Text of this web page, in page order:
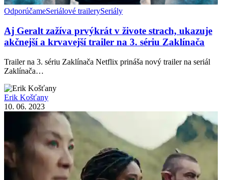
OdporúčameSeriálové trailerySeriály
Aj Geralt zažíva prvýkrát v živote strach, ukazuje
akčnejší a krvavejší trailer na 3. sériu Zaklínača
Trailer na 3. sériu Zaklínača Netflix prináša nový trailer na seriál
Zaklínača…
Erik Košťany
10. 06. 2023